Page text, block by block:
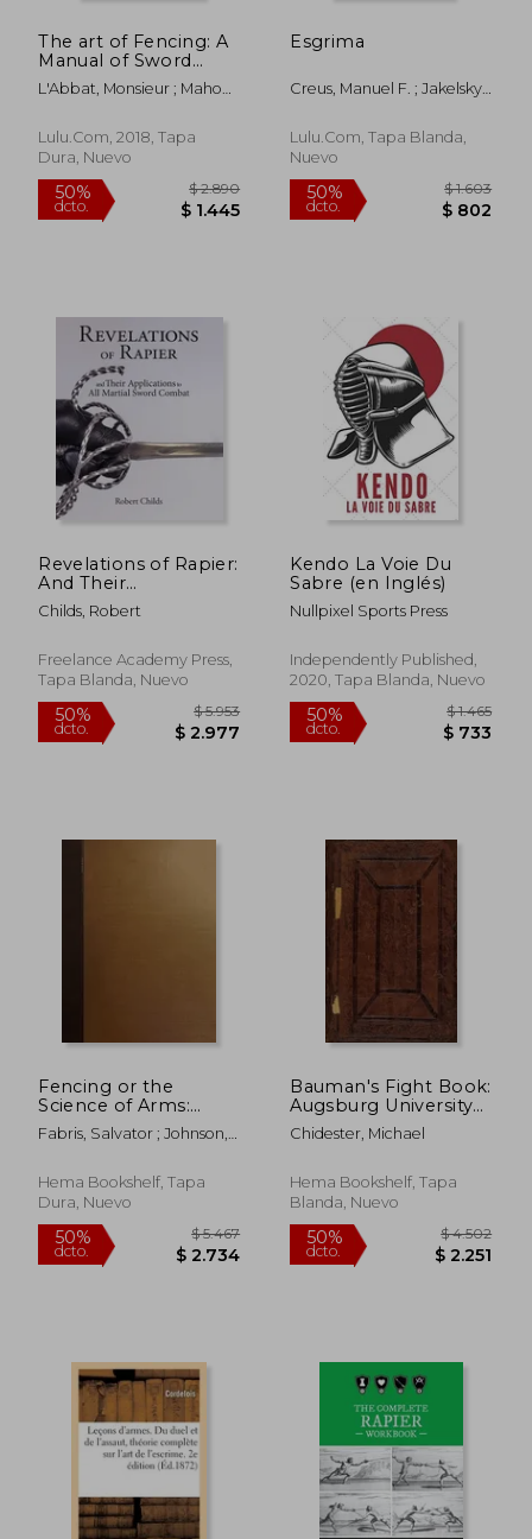
The art of Fencing: A
Manual of Sword
Fencing; Historical
Techniques by an
(Hardcover) (en
Inglés)
L'Abbat, Monsieur ; Mahon,
Lulu.com, 2018, Tapa
Dura, Nuevo
50%
Esgrima
Creus, Manuel F. ; Jakelsky,
Lulu.com, Tapa Blanda,
Nuevo
50%
Revelations of Rapier:
And Their
Applications to All
Martial Sword
Childs, Robert
Freelance Academy Press,
Tapa Blanda, Nuevo
50%
dcto. $ 2.977
Kendo La Voie Du
Sabre (en Inglés)
Nullpixel Sports Press
Independently Published,
2020, Tapa Blanda, Nuevo
50%
dcto.
Fencing or the
Science of Arms:
Unillustrated Edition
(en Inglés)
Fabris, Salvator ; Johnson,
Hema Bookshelf, Tapa
Dura, Nuevo
Bauman's Fight Book:
Augsburg University
Library Cod. I.6.4° 2
(Reproduction)
Chidester, Michael
Hema Bookshelf, Tapa
Blanda, Nuevo